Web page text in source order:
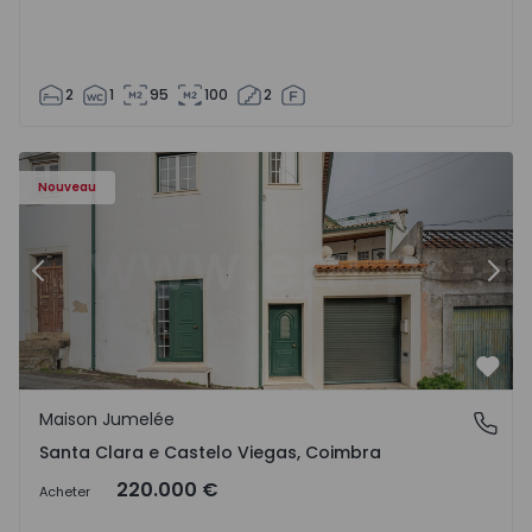
2 1 95 100 2
Nouveau
Précédent
Santa Clara e Castelo Viegas, Coimbra
Maison Jumelée
Santa Clara e Castelo Viegas, Coimbra
Acheter 220.000 €